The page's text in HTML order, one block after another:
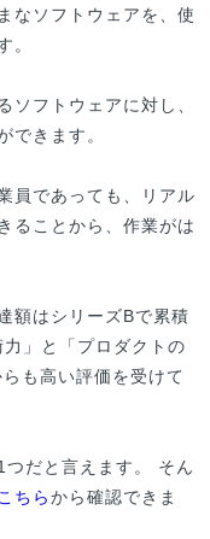
なソフトウェアを、使
。
ソフトウェアに対し、
できます。
員であっても、リアル
ることから、作業がは
額はシリーズBで累積
」と「プロダクトの
も高い評価を受けて
だと言えます。 そん
ちらから確認できま